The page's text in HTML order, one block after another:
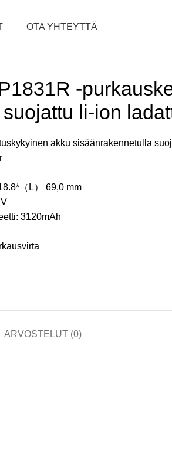
OTA YHTEYTTÄ
-
li-ion
akku sisäänrakennetulla
（L） 69,0 mm
3120mAh
ARVOSTELUT (0)